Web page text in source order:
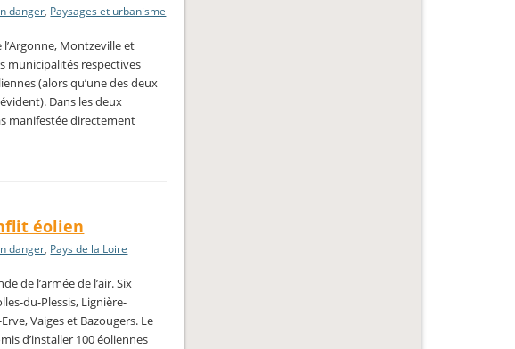
danger, Paysages et urbanisme
Montzeville et
municipalités respectives
(alors qu’une des deux
Dans les deux
manifestée directement
éolien
danger, Pays de la Loire
de l’armée de l’air. Six
du-Plessis, Lignière-
Vaiges et Bazougers. Le
d’installer 100 éoliennes